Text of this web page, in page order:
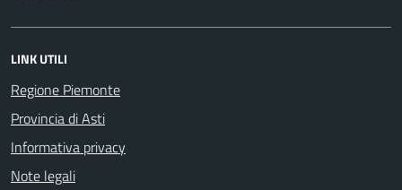
LINK UTILI
Regione Piemonte
Provincia di Asti
Informativa privacy
Note legali